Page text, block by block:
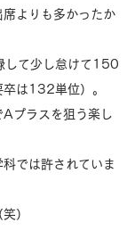
よりも多かったか
して少し怠けて150
は132単位）。
プラスを狙う楽し
では許されていま
）